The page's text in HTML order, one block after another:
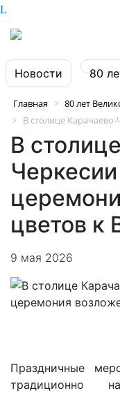
Новости 80
Главная
80 лет
В столице Карачаево-
В
цветов к
9 мая 2026
Праздничные
традиционно